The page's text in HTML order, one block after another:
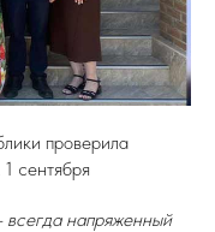
проверила
сентября
всегда напряженный